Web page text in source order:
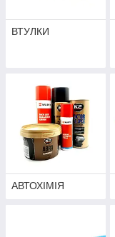
ВТУЛКИ
АВТОХІМІЯ